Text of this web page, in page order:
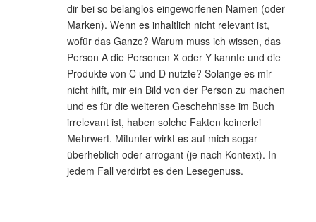
dir bei so belanglos eingeworfenen Namen (oder
Marken). Wenn es inhaltlich nicht relevant ist,
wofür das Ganze? Warum muss ich wissen, das
Person A die Personen X oder Y kannte und die
Produkte von C und D nutzte? Solange es mir
nicht hilft, mir ein Bild von der Person zu machen
und es für die weiteren Geschehnisse im Buch
irrelevant ist, haben solche Fakten keinerlei
Mehrwert. Mitunter wirkt es auf mich sogar
überheblich oder arrogant (je nach Kontext). In
jedem Fall verdirbt es den Lesegenuss.